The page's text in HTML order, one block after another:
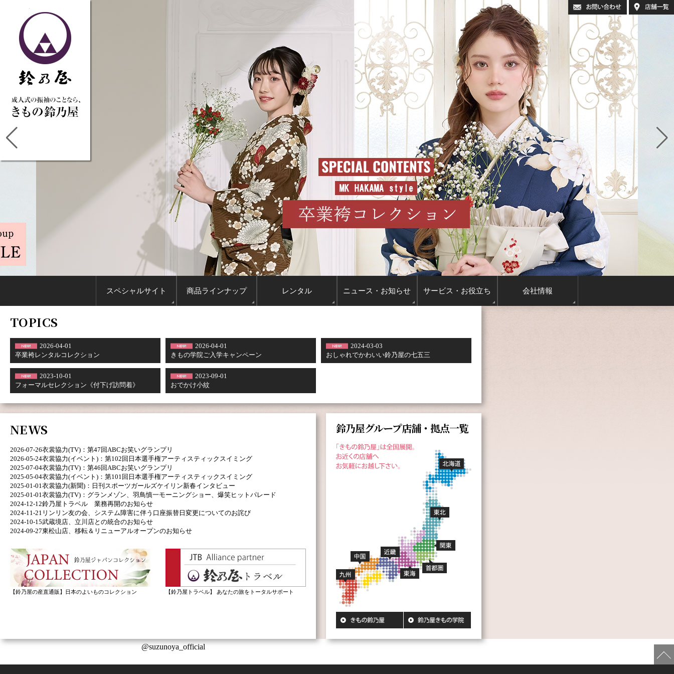
スペシャルサイト 商品ラインナップ レンタル ニュース ・お知らせ サービス ・お役立ち 会社情報
TOPICS
2026-04-01
卒業袴レンタルコレクション
2026-04-01
きもの学院ご入学キャンペーン
2024-03-03
おしゃれでかわいい鈴乃屋の七五三
2023-10-01
フォーマルセレクション《付下げ訪問着》
2023-09-01
おでかけ小紋
鈴乃屋グループ店舗・拠点一覧
NEWS
2026-07-26衣裳協力(TV)：第47回ABCお笑いグランプリ
2026-05-24衣裳協力(イベント)：第102回日本選手権アーティスティックスイミング
2025-07-04衣裳協力(TV)：第46回ABCお笑いグランプリ
2025-05-04衣裳協力(イベント)：第101回日本選手権アーティスティックスイミング
2025-01-01 衣裳協力(新聞)：日刊スポーツガールズケイリン新春インタビュー
2025-01-01 衣裳協力(TV)：グランメゾン、羽鳥慎一モーニングショー、爆笑ヒットパレード
2024-12-12鈴乃屋トラベル 業務再開のお知らせ
2024-11-21 リンリン友の会、システム障害に伴う口座振替日変更についてのお詫び
2024-10-15武蔵境店、立川店との統合のお知らせ
2024-09-27東松山店、移転＆リニューアルオープンのお知らせ
【鈴乃屋の産直通販】日本のよいものコレクション 【鈴乃屋トラベル】 あなたの旅をトータルサポート
@suzunoya_official